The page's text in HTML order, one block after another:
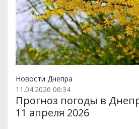
Новости Днепра
11.04.2026 06:34
Прогноз погоды в
11 апреля 2026